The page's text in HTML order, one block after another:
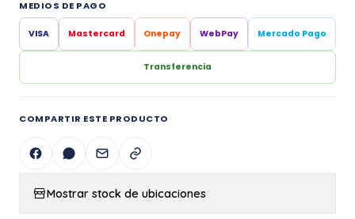
MEDIOS DE PAGO
VISA Mastercard Onepay WebPay Mercado Pago
Transferencia
COMPARTIR ESTE PRODUCTO
Mostrar stock de ubicaciones